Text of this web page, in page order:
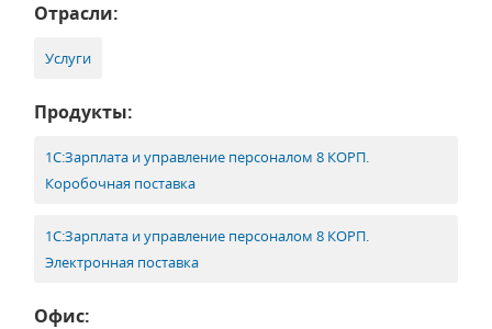
Отрасли:
Услуги
Продукты:
1С:Зарплата и управление персоналом 8 КОРП.
Коробочная поставка
1С:Зарплата и управление персоналом 8 КОРП.
Электронная поставка
Офис: